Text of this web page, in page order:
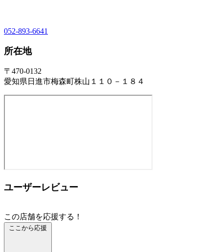
052-893-6641
所在地
〒470-0132
愛知県日進市梅森町株山１１０－１８４
ユーザーレビュー
この店舗を応援する！
ここから応援